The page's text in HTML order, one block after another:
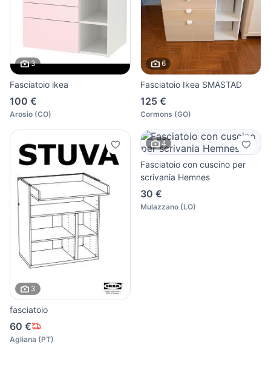
3
Fasciatoio ikea
100 €
Arosio (CO)
6
Fasciatoio Ikea SMASTAD
125 €
Cormons (GO)
3
fasciatoio
60 €
Agliana (PT)
4
Fasciatoio con cuscino per
scrivania Hemnes
30 €
Mulazzano (LO)